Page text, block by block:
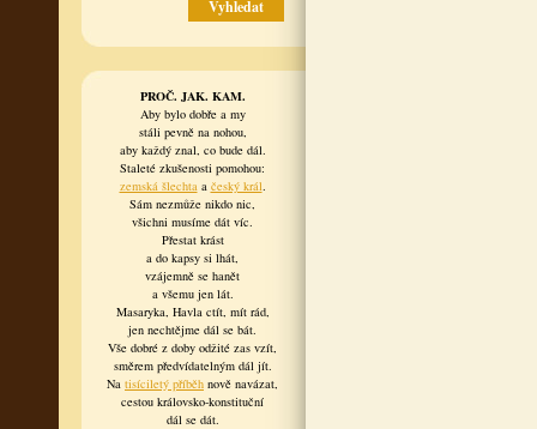
PROČ. JAK. KAM.
Aby bylo dobře a my
stáli pevně na nohou,
aby každý znal, co bude dál.
Staleté zkušenosti pomohou:
zemská šlechtaa český král.
Sám nezmůže nikdo nic,
všichni musíme dát víc.
Přestat krást
a do kapsy si lhát,
vzájemně se hanět
a všemu jen lát.
Masaryka, Havla ctít, mít rád,
jen nechtějme dál se bát.
Vše dobré z doby odžité zas vzít,
směrem předvídatelným dál jít.
Na tisíciletý příběh nově navázat,
cestou královsko-konstituční
dál se dát.